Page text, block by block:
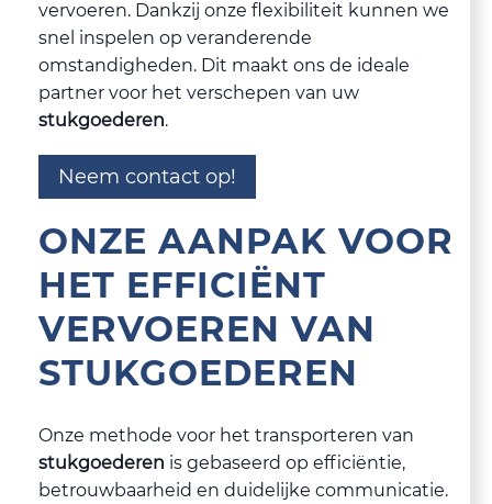
vervoeren. Dankzij onze flexibiliteit kunnen we
snel inspelen op veranderende
omstandigheden. Dit maakt ons de ideale
partner voor het verschepen van uw
stukgoederen.
Neem contact op!
ONZE AANPAK VOOR
HET EFFICIËNT
VERVOEREN VAN
STUKGOEDEREN
Onze methode voor het transporteren van
stukgoederen is gebaseerd op efficiëntie,
betrouwbaarheid en duidelijke communicatie.